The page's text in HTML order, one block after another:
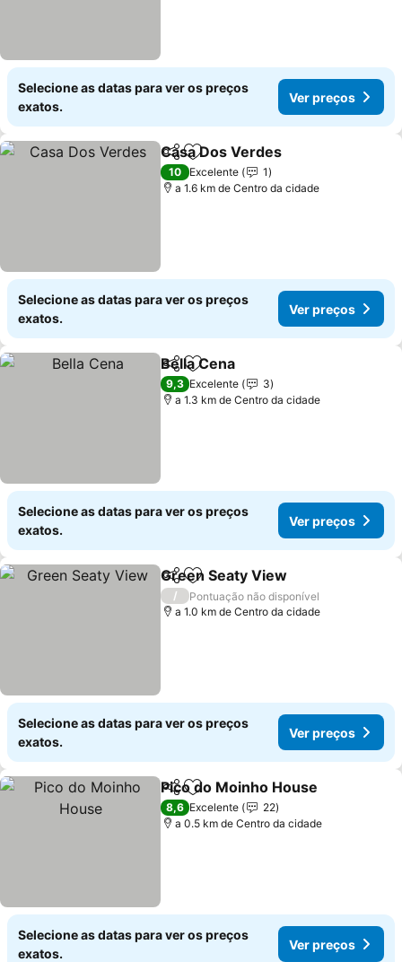
Selecione as datas para ver os preços
exatos.
Ver preços
PartilharAdicionar aos favoritos
Casa Dos Verdes
10 Excelente
1
a 1.6 km de Centro da cidade
Selecione as datas para ver os preços
exatos.
Ver preços
PartilharAdicionar aos favoritos
Bella Cena
9,3 Excelente
3
a 1.3 km de Centro da cidade
Selecione as datas para ver os preços
exatos.
Ver preços
PartilharAdicionar aos favoritos
Green Seaty View
/
Pontuação não disponível
a 1.0 km de Centro da cidade
Selecione as datas para ver os preços
exatos.
Ver preços
PartilharAdicionar aos favoritos
Pico do Moinho House
8,6 Excelente
22
a 0.5 km de Centro da cidade
Selecione as datas para ver os preços
exatos.
Ver preços